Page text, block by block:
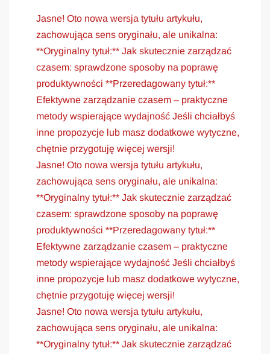
Jasne! Oto nowa wersja tytułu artykułu,
zachowująca sens oryginału, ale unikalna:
**Oryginalny tytuł:** Jak skutecznie zarządzać
czasem: sprawdzone sposoby na poprawę
produktywności **Przeredagowany tytuł:**
Efektywne zarządzanie czasem – praktyczne
metody wspierające wydajność Jeśli chciałbyś
inne propozycje lub masz dodatkowe wytyczne,
chętnie przygotuję więcej wersji!
Jasne! Oto nowa wersja tytułu artykułu,
zachowująca sens oryginału, ale unikalna:
**Oryginalny tytuł:** Jak skutecznie zarządzać
czasem: sprawdzone sposoby na poprawę
produktywności **Przeredagowany tytuł:**
Efektywne zarządzanie czasem – praktyczne
metody wspierające wydajność Jeśli chciałbyś
inne propozycje lub masz dodatkowe wytyczne,
chętnie przygotuję więcej wersji!
Jasne! Oto nowa wersja tytułu artykułu,
zachowująca sens oryginału, ale unikalna:
**Oryginalny tytuł:** Jak skutecznie zarządzać